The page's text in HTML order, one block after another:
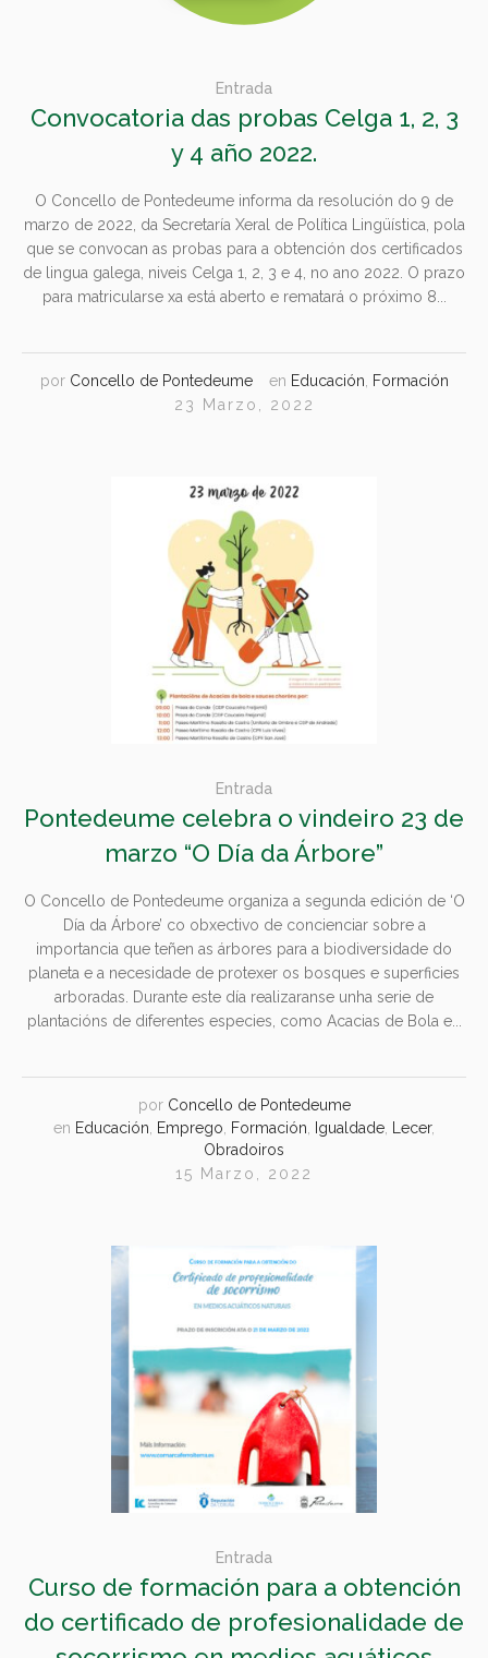
Entrada
Convocatoria das probas Celga 1, 2, 3
y 4 año 2022.
O Concello de Pontedeume informa da resolución do 9 de
marzo de 2022, da Secretaría Xeral de Política Lingüística, pola
que se convocan as probas para a obtención dos certificados
de lingua galega, niveis Celga 1, 2, 3 e 4, no ano 2022. O prazo
para matricularse xa está aberto e rematará o próximo 8...
por Concello de Pontedeume en Educación, Formación
23 Marzo, 2022
Entrada
Pontedeume celebra o vindeiro 23 de
marzo “O Día da Árbore”
O Concello de Pontedeume organiza a segunda edición de ‘O
Día da Árbore’ co obxectivo de concienciar sobre a
importancia que teñen as árbores para a biodiversidade do
planeta e a necesidade de protexer os bosques e superficies
arboradas. Durante este día realizaranse unha serie de
plantacións de diferentes especies, como Acacias de Bola e...
por Concello de Pontedeume
en Educación Emprego Formación Igualdade Lecer,
Obradoiros
15 Marzo, 2022
Entrada
Curso de formación para a obtención
do certificado de profesionalidade de